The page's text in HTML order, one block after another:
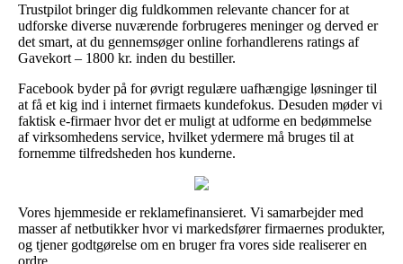
Trustpilot bringer dig fuldkommen relevante chancer for at
udforske diverse nuværende forbrugeres meninger og derved er
det smart, at du gennemsøger online forhandlerens ratings af
Gavekort – 1800 kr. inden du bestiller.
Facebook byder på for øvrigt regulære uafhængige løsninger til
at få et kig ind i internet firmaets kundefokus. Desuden møder vi
faktisk e-firmaer hvor det er muligt at udforme en bedømmelse
af virksomhedens service, hvilket ydermere må bruges til at
fornemme tilfredsheden hos kunderne.
Vores hjemmeside er reklamefinansieret. Vi samarbejder med
masser af netbutikker hvor vi markedsfører firmaernes produkter,
og tjener godtgørelse om en bruger fra vores side realiserer en
ordre.